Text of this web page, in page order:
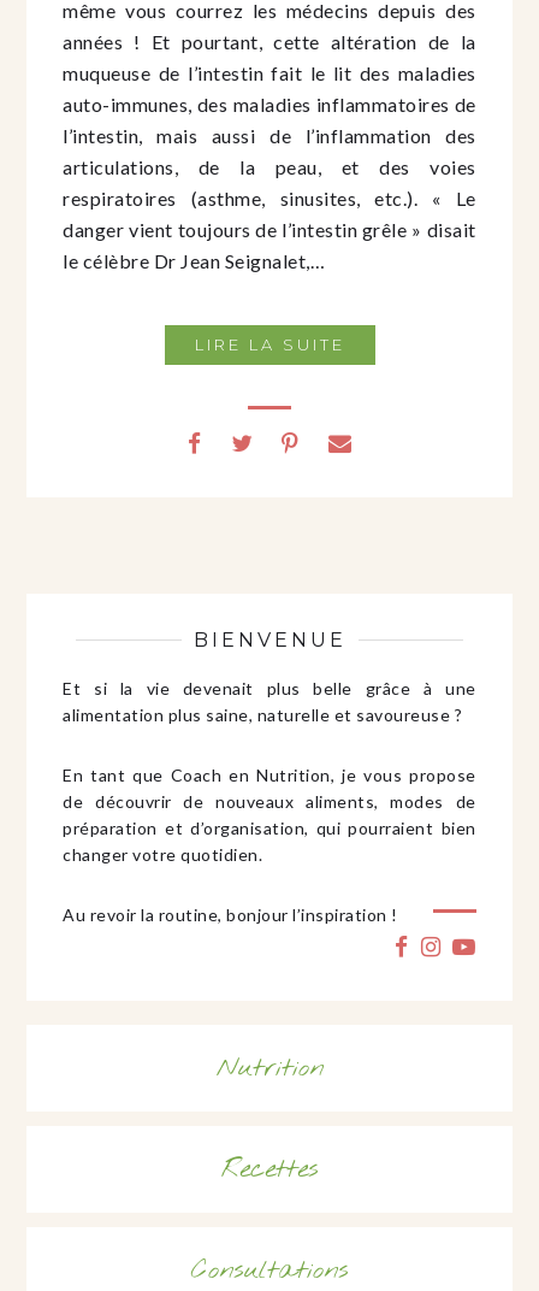
même vous courrez les médecins depuis des
années ! Et pourtant, cette altération de la
muqueuse de l’intestin fait le lit des maladies
auto-immunes, des maladies inflammatoires de
l’intestin, mais aussi de l’inflammation des
articulations, de la peau, et des voies
respiratoires (asthme, sinusites, etc.). « Le
danger vient toujours de l’intestin grêle » disait
le célèbre Dr Jean Seignalet,…
LIRE LA SUITE
BIENVENUE
Et si la vie devenait plus belle grâce à une
alimentation plus saine, naturelle et savoureuse ?
En tant que Coach en Nutrition, je vous propose
de découvrir de nouveaux aliments, modes de
préparation et d’organisation, qui pourraient bien
changer votre quotidien.
Au revoir la routine, bonjour l’inspiration !
Nutrition
Recettes
Consultations